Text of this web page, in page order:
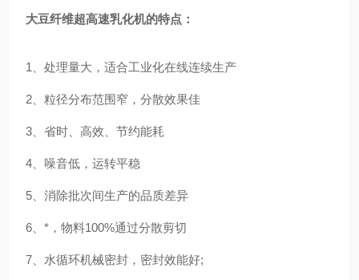
大豆纤维超高速乳化机的特点：
1、处理量大，适合工业化在线连续生产
2、粒径分布范围窄，分散效果佳
3、省时、高效、节约能耗
4、噪音低，运转平稳
5、消除批次间生产的品质差异
6、*，物料100%通过分散剪切
7、水循环机械密封，密封效能好;